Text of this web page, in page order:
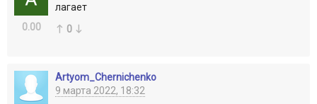
0.00
лагает
0
Artyom_Chernichenko
9 марта 2022, 18:32